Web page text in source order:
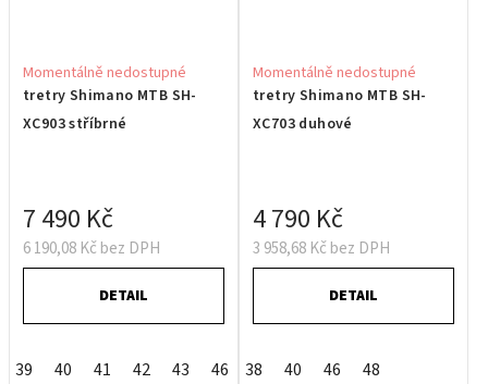
tretry Shimano MTB SH-
XC903 stříbrné
Momentálně nedostupné
6 190,08 Kč bez DPH
7 490 Kč
DETAIL
39 40 41 42 43 46 47
tretry Shimano MTB SH-
XC703 duhové
Momentálně nedostupné
3 958,68 Kč bez DPH
4 790 Kč
DETAIL
38 40 46 48